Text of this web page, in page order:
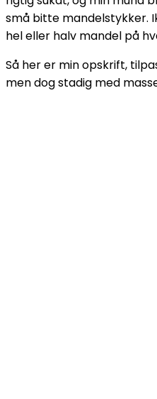
små bitte mandelstykker.
hel eller halv mandel på
Så her er min opskrift,
men dog stadig med